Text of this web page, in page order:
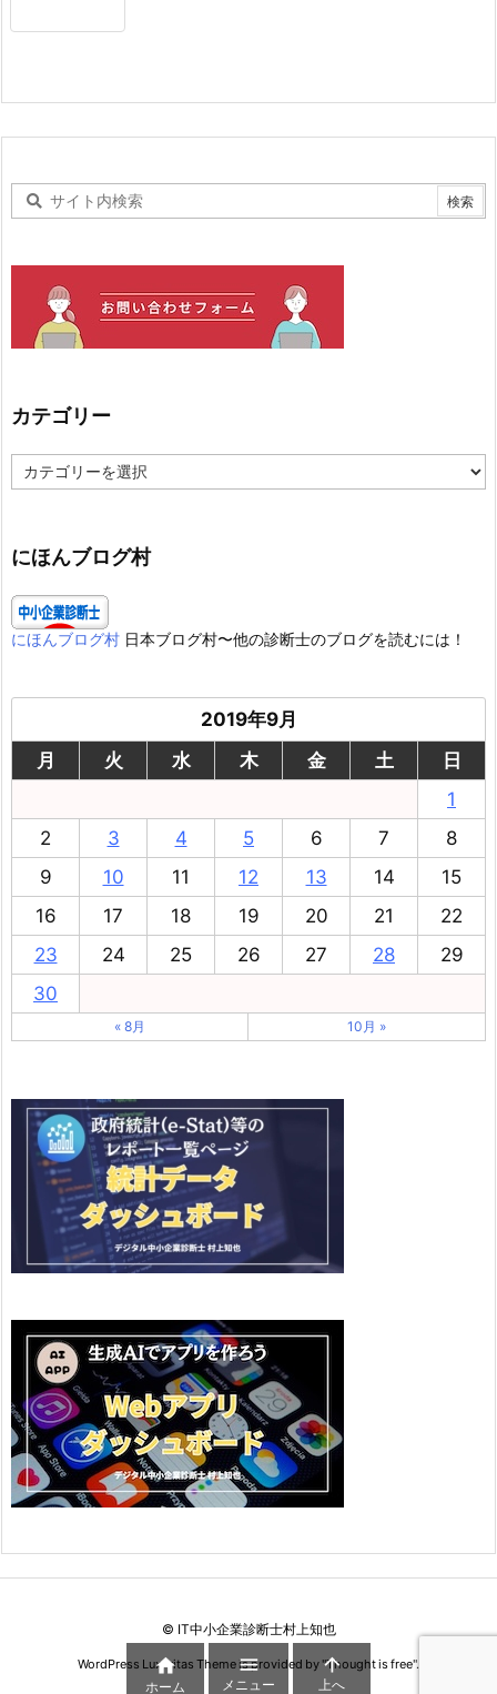
カテゴリー
テ
ー
にほんブログ村
にほんブログ村 日本ブログ村〜他の診断士のブログを読むには！
2019年9月
月
火 水 木 金 土
日
1
2
3 4 5 6 7
8
9
10 11 12 13 14
15
16
17 18 19 20 21
22
23
24 25 26 27 28
29
30
« 8月 10月 »
© IT中小企業診断士村上知也
WordPress Luxeritas Theme is provided by "Thought is free".

ホーム

メニュー

上へ